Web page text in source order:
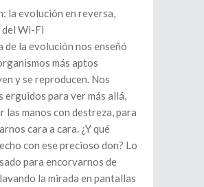
la evolución en reversa,
Wi-Fi
de la evolución nos enseñó
más aptos
y se reproducen. Nos
erguidos para ver más allá,
las manos con destreza, para
cara a cara. ¿Y qué
con ese precioso don? Lo
para encorvarnos de
la mirada en pantallas